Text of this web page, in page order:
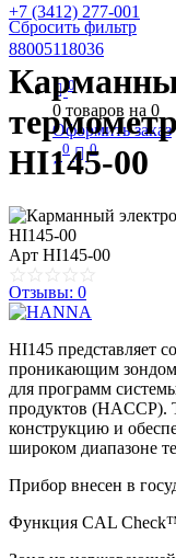
+7 (3412) 277-001
88005118036
0
0 товаров на 0
Оформить заказ
0 0
Сбросить фильтр
HI145-00
Арт HI145-00
Отзывы: 0
HI145 представляет
проникающим зондом
для программ
продуктов (HACCP).
конструкцию и
широком диапазоне
Прибор внесен в
Функция CAL